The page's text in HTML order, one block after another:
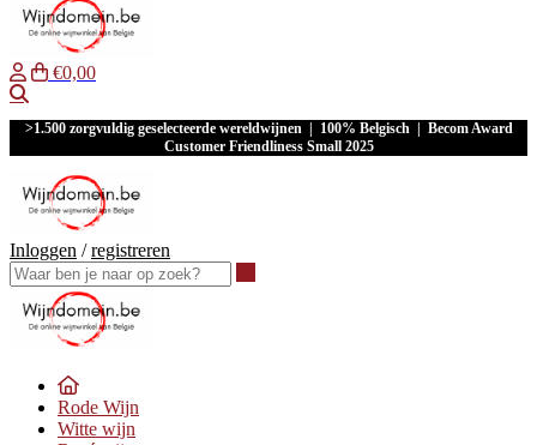
€0,00
>1.500 zorgvuldig geselecteerde wereldwijnen | 100% Belgisch | Becom Award
Customer Friendliness Small 2025
Inloggen /registreren
Rode Wijn
Witte wijn